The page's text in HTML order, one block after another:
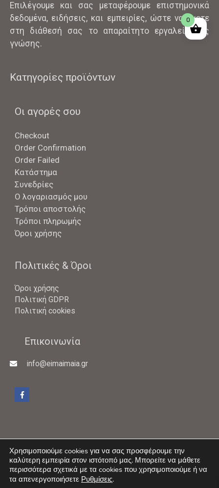
Επιλέγουμε και σας μεταφέρουμε επιστημονικά
δεδομένα, ειδήσεις, και εμπειρίες, ώστε να έχετε
στη διάθεσή σας το απαραίτητο εργαλείο της
γνώσης.
Κατηγορίες προϊόντων
Οι αγορές σου
Checkout
Order Confirmation
Order Failed
Κατάστημα
Συνεδρίες
Ο λογαριασμός μου
Τρόποι αποστολής
Τρόποι πληρωμής
Όροι χρήσης
Πολιτικές & Όροι
Όροι χρήσης
Πολιτική GDPR
Πολιτική cookies
Επικοινωνία
info@eimaimaia.gr
Copyright © 2026 -eimai maia
Χρησιμοποιούμε cookies για να σας προσφέρουμε την
καλύτερη εμπειρία στον ιστότοπό μας. Μπορείτε να μάθετε
περισσότερα σχετικά με τα cookies που χρησιμοποιούμε ή να
τα απενεργοποιήσετε Ρυθμίσεις.
0